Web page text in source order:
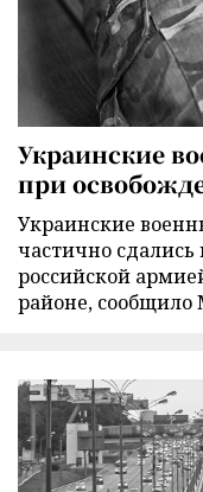
Украинские
при
Украинские
частично
российской
районе,